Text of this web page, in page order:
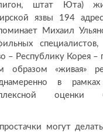
штат Юта)
язвы 194
Михаил
– Республику Корея –
образом «живая»
в рамках
оценки
могут